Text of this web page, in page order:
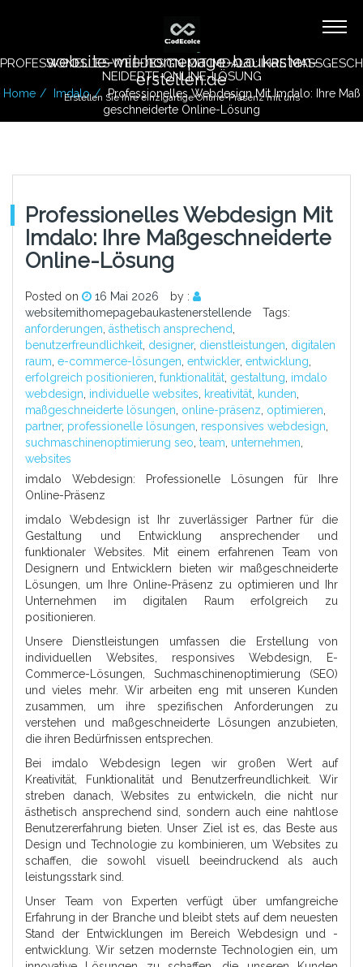
website-mit-homepage-baukasten-
erstellen.de
Erstellen Sie Ihre einzigartige Online-Präsenz mit uns
PROFESSIONELLES WEBDESIGN MIT IMDALO: IHRE MASSGESCHN
EIDERTE ONLINE-LÖSUNG
Home Imdalo
Professionelles Webdesign Mit Imdalo: Ihre Maß
Geschneiderte Online-Lösung
Professionelles Webdesign Mit
Imdalo: Ihre Maßgeschneiderte
Online-Lösung
Posted on 16 Mai 2026
by :
websitemithomepagebaukastenerstellende
Tags:
anforderungen ästhetisch ansprechend
benutzerfreundlichkeit designer, dienstleistungen digitalen
raum e-commerce-lösungen entwickler, entwicklung
erfolgreich positionieren funktionalität gestaltung imdalo
webdesign individuelle websites kreativität kunden
maßgeschneiderte lösungen online-präsenz optimieren
partner, professionelle lösungen responsives webdesign
suchmaschinenoptimierung seo team unternehmen
websites
imdalo Webdesign: Professionelle Lösungen für Ihre
Online-Präsenz
imdalo Webdesign ist Ihr zuverlässiger Partner für die
Gestaltung und Entwicklung ansprechender und
funktionaler Websites. Mit einem erfahrenen Team von
Designern und Entwicklern bieten wir maßgeschneiderte
Lösungen, um Ihre Online-Präsenz zu optimieren und Ihr
Unternehmen im digitalen Raum erfolgreich zu
positionieren.
Unsere Dienstleistungen umfassen die Erstellung von
individuellen Websites, responsives Webdesign, E-
Commerce-Lösungen, Suchmaschinenoptimierung (SEO)
und vieles mehr. Wir arbeiten eng mit unseren Kunden
zusammen, um ihre spezifischen Anforderungen zu
verstehen und maßgeschneiderte Lösungen anzubieten,
die ihren Bedürfnissen entsprechen.
Bei imdalo Webdesign legen wir großen Wert auf
Kreativität, Funktionalität und Benutzerfreundlichkeit. Wir
streben danach, Websites zu entwickeln, die nicht nur
ästhetisch ansprechend sind, sondern auch eine nahtlose
Benutzererfahrung bieten. Unser Ziel ist es, das Beste aus
Design und Technologie zu kombinieren, um Websites zu
schaffen, die sowohl visuell beeindruckend als auch
leistungsstark sind.
Unser Team von Experten verfügt über umfangreiche
Erfahrung in der Branche und bleibt stets auf dem neuesten
Stand der Entwicklungen im Bereich Webdesign und -
entwicklung. Wir setzen modernste Technologien ein, um